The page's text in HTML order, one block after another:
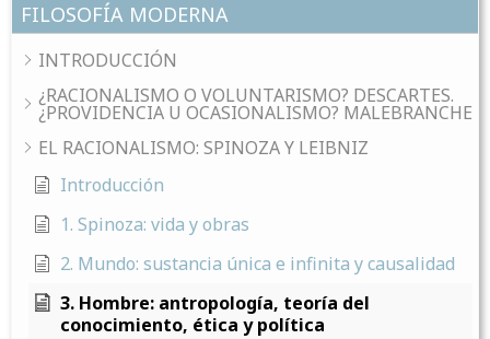
FILOSOFÍA MODERNA
INTRODUCCIÓN
¿RACIONALISMO O VOLUNTARISMO? DESCARTES.
¿PROVIDENCIA U OCASIONALISMO? MALEBRANCHE
EL RACIONALISMO: SPINOZA Y LEIBNIZ
Introducción
1. Spinoza: vida y obras
2. Mundo: sustancia única e infinita y causalidad
3. Hombre: antropología, teoría del
conocimiento, ética y política